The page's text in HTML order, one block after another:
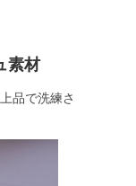
素材
品で洗練さ